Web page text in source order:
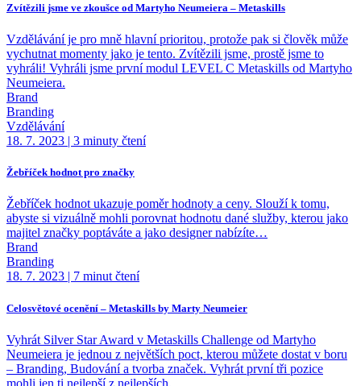
Zvítězili jsme ve zkoušce od Martyho Neumeiera – Metaskills
Vzdělávání je pro mně hlavní prioritou, protože pak si člověk může
vychutnat momenty jako je tento. Zvítězili jsme, prostě jsme to
vyhráli! Vyhráli jsme první modul LEVEL C Metaskills od Martyho
Neumeiera.
Brand
Branding
Vzdělávání
18. 7. 2023 | 3 minuty čtení
Žebříček hodnot pro značky
Žebříček hodnot ukazuje poměr hodnoty a ceny. Slouží k tomu,
abyste si vizuálně mohli porovnat hodnotu dané služby, kterou jako
majitel značky poptáváte a jako designer nabízíte…
Brand
Branding
18. 7. 2023 | 7 minut čtení
Celosvětové ocenění – Metaskills by Marty Neumeier
Vyhrát Silver Star Award v Metaskills Challenge od Martyho
Neumeiera je jednou z největších poct, kterou můžete dostat v boru
– Branding, Budování a tvorba značek. Vyhrát první tři pozice
mohli jen ti nejlepší z nejlepších.